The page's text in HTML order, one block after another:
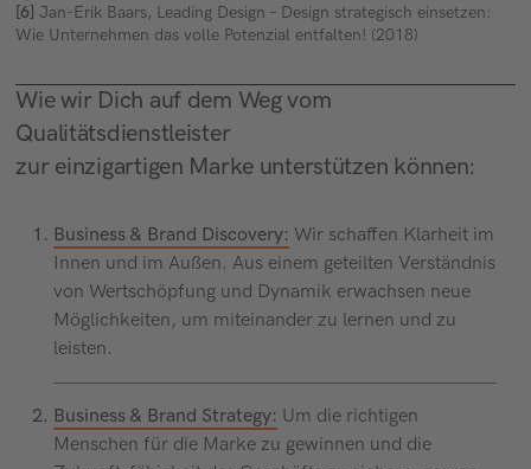
[6] Jan-Erik Baars, Leading Design – Design strategisch einsetzen:
Wie Unternehmen das volle Potenzial entfalten! (2018)
Wie wir Dich auf dem Weg vom
Qualitätsdienstleister
zur einzigartigen Marke unterstützen können:
Business & Brand Discovery: Wir schaffen Klarheit im
Innen und im Außen. Aus einem geteilten Verständnis
von Wertschöpfung und Dynamik erwachsen neue
Möglichkeiten, um miteinander zu lernen und zu
leisten.
Business & Brand Strategy: Um die richtigen
Menschen für die Marke zu gewinnen und die